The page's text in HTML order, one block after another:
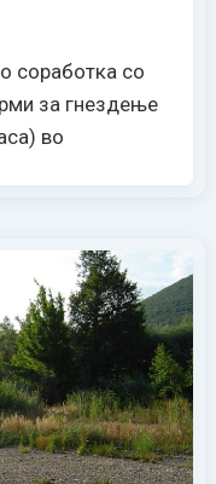
соработка со
за гнездење
во